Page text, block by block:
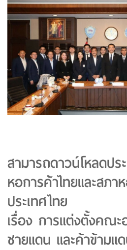
สามารถดาวน์โหลดปร
หอการค้าไทยและสภา
ประเทศไทย
เรื่อง การแต่งตั้งคณ
ชายแดน และค้าข้าม